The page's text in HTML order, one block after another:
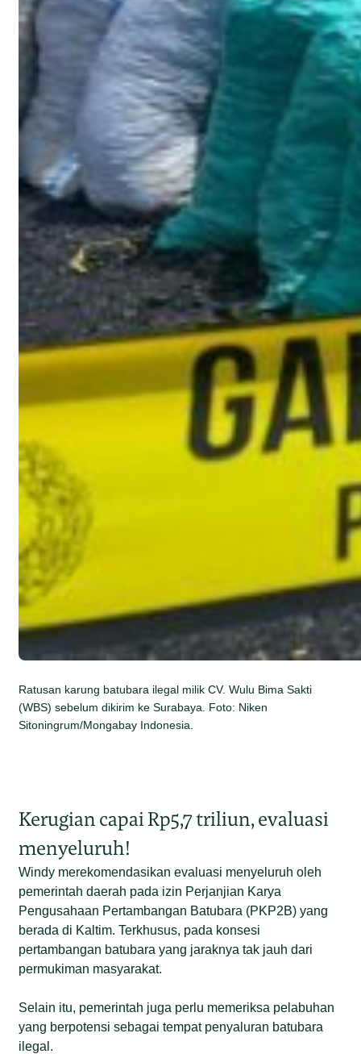
Ratusan karung batubara ilegal milik CV. Wulu Bima Sakti
(WBS) sebelum dikirim ke Surabaya. Foto: Niken
Sitoningrum/Mongabay Indonesia.
Kerugian capai Rp5,7 triliun, evaluasi
menyeluruh!
Windy merekomendasikan evaluasi menyeluruh oleh
pemerintah daerah pada izin Perjanjian Karya
Pengusahaan Pertambangan Batubara (PKP2B) yang
berada di Kaltim. Terkhusus, pada konsesi
pertambangan batubara yang jaraknya tak jauh dari
permukiman masyarakat.
Selain itu, pemerintah juga perlu memeriksa pelabuhan
yang berpotensi sebagai tempat penyaluran batubara
ilegal.